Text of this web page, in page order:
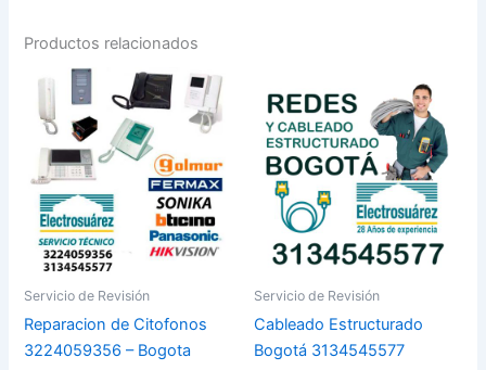
Productos relacionados
Servicio de Revisión
Reparacion de Citofonos
3224059356 – Bogota
Servicio de Revisión
Cableado Estructurado
Bogotá 3134545577